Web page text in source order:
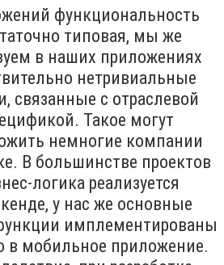
функциональность
типовая, мы же
в наших приложениях
нетривиальные
связанные с отраслевой
Такое могут
немногие компании
В большинстве проектов
логика реализуется
у нас же основные
имплементированы
в мобильное приложение.